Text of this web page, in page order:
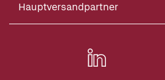
Hauptversandpartner